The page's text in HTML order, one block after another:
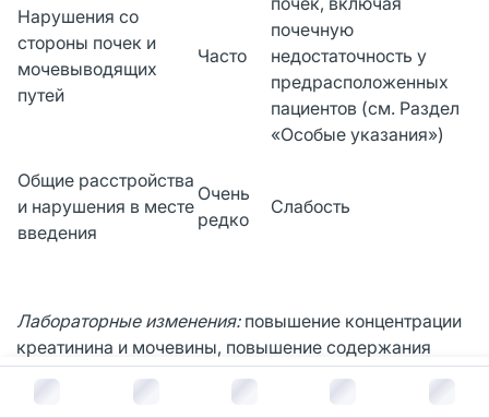
В корзину за руб.
Нарушения со
стороны почек и
мочевыводящих
путей
Часто
почечную
недостаточность у
предрасположенных
пациентов (см. Раздел
«Особые указания»)
Общие расстройства
и нарушения в месте
введения
Очень
редко
Слабость
Лабораторные изменения:повышение концентрации
креатинина и мочевины, повышение содержания
калия. Рекомендуется контролировать концентрацию
креатинина и содержание калия в сыворотке крови.